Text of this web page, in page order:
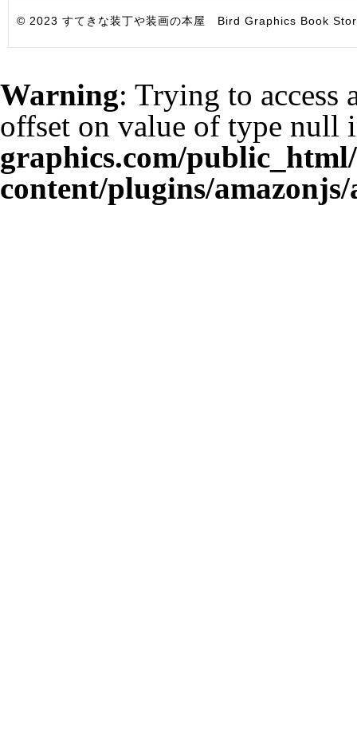
© 2023 すてきな装丁や装画の本屋 Bird Graphics Book
Warning: Trying to access
offset on value of type null
graphics.com/
content/plugins/